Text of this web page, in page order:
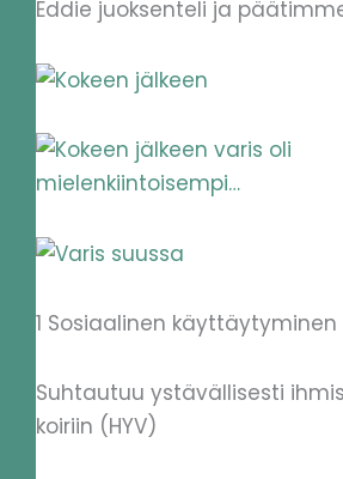
Eddie juoksenteli ja
1 Sosiaalinen käyttäytyminen
Suhtautuu ystävällisesti
koiriin (HYV)